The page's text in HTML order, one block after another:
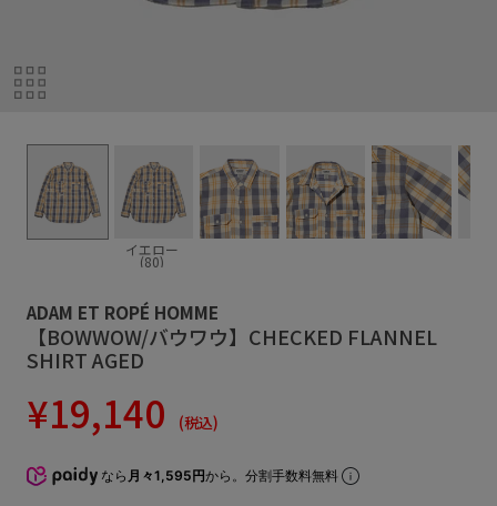
イエロー
(80)
ADAM ET ROPÉ HOMME
【BOWWOW/バウワウ】CHECKED FLANNEL
SHIRT AGED
¥19,140 (税込)
なら 月々1,595円から。分割手数料無料